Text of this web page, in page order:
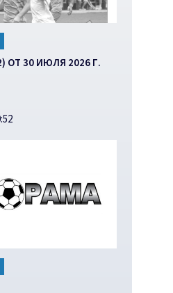
ОТ 30 ИЮЛЯ 2026 Г.